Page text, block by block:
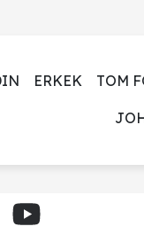
ERKEK TOM